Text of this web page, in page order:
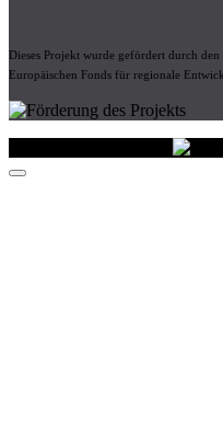
Dieses Projekt wurde gefördert durch den
Europäischen Fonds für regionale